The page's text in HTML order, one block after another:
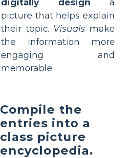
digitally design a
picture that helps explain
their topic. Visuals make
the information more
engaging and
memorable.
Compile the
entries into a
class picture
encyclopedia.